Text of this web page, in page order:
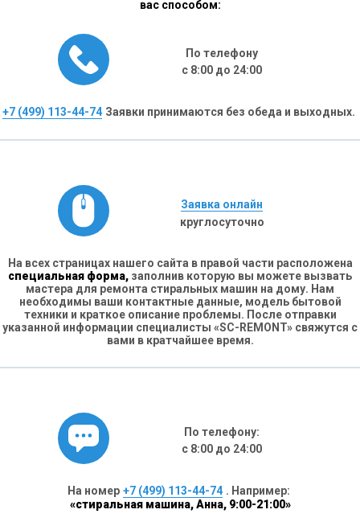
вас способом:
По телефону
с 8:00 до 24:00
+7 (499) 113-44-74 Заявки принимаются без обеда и выходных.
Заявка онлайн
круглосуточно
На всех страницах нашего сайта в правой части расположена
специальная форма, заполнив которую вы можете вызвать
мастера для ремонта стиральных машин на дому. Нам
необходимы ваши контактные данные, модель бытовой
техники и краткое описание проблемы. После отправки
указанной информации специалисты «SC-REMONT» свяжутся с
вами в кратчайшее время.
По телефону:
с 8:00 до 24:00
На номер +7 (499) 113-44-74 . Например:
«стиральная машина, Анна, 9:00-21:00»